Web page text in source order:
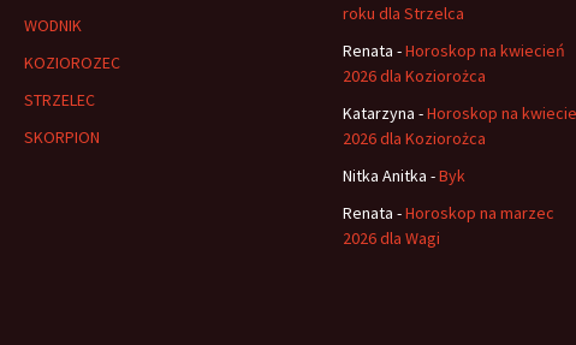
WODNIK
KOZIOROZEC
STRZELEC
SKORPION
roku dla Strzelca
Renata -Horoskop na kwiecień
2026 dla Koziorożca
Katarzyna -Horoskop na
2026 dla Koziorożca
Nitka Anitka -Byk
Renata -Horoskop na marzec
2026 dla Wagi